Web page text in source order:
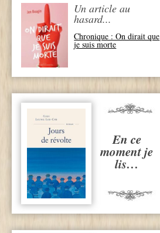
Un article au
hasard...
Chronique : On dirait que
je suis morte
En ce
moment je
lis…